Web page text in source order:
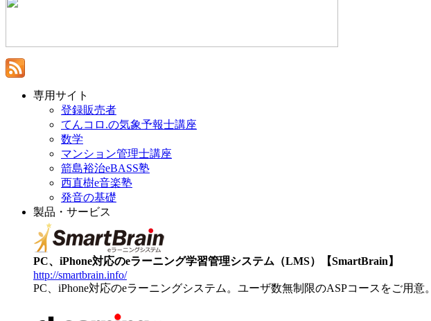
専用サイト
登録販売者
てんコロ.の気象予報士講座
数学
マンション管理士講座
箭島裕治eBASS塾
西直樹e音楽塾
発音の基礎
製品・サービス
PC、iPhone対応のeラーニング学習管理システム（LMS）【SmartBrain】
http://smartbrain.info/
PC、iPhone対応のeラーニングシステム。ユーザ数無制限のASPコースをご用意。